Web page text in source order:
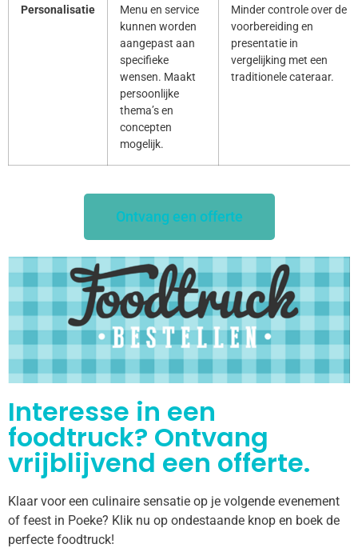
Personalisatie
Menu en service
kunnen worden
aangepast aan
specifieke
wensen. Maakt
persoonlijke
thema’s en
concepten
mogelijk.
Minder controle over de
voorbereiding en
presentatie in
vergelijking met een
traditionele cateraar.
Ontvang een offerte
Interesse in een
foodtruck? Ontvang
vrijblijvend een offerte.
Klaar voor een culinaire sensatie op je volgende evenement
of feest in Poeke? Klik nu op ondestaande knop en boek de
perfecte foodtruck!